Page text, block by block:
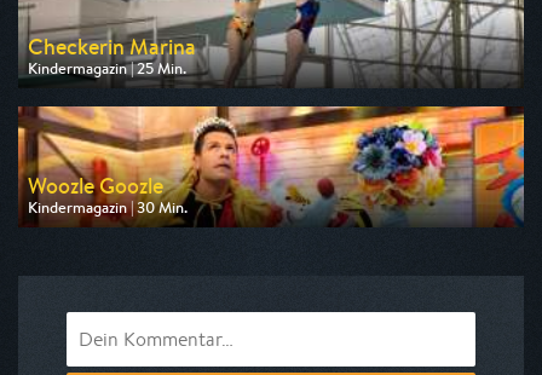
Checkerin Marina
Kindermagazin | 25 Min.
Ausgestrahlt von KiKA
am 08.08.2026, 19:25
Woozle Goozle
Kindermagazin | 30 Min.
Ausgestrahlt von Super RTL